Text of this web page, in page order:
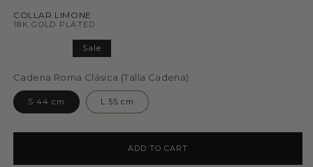
COLLAR LIMONE
18K GOLD PLATED
Sale
Cadena Roma Clásica (Talla Cadena):
S 44 cm L 55 cm
ADD TO CART